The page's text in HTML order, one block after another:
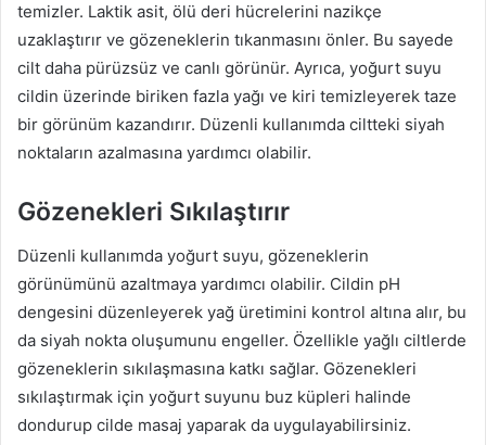
temizler. Laktik asit, ölü deri hücrelerini nazikçe
uzaklaştırır ve gözeneklerin tıkanmasını önler. Bu sayede
cilt daha pürüzsüz ve canlı görünür. Ayrıca, yoğurt suyu
cildin üzerinde biriken fazla yağı ve kiri temizleyerek taze
bir görünüm kazandırır. Düzenli kullanımda ciltteki siyah
noktaların azalmasına yardımcı olabilir.
Gözenekleri Sıkılaştırır
Düzenli kullanımda yoğurt suyu, gözeneklerin
görünümünü azaltmaya yardımcı olabilir. Cildin pH
dengesini düzenleyerek yağ üretimini kontrol altına alır, bu
da siyah nokta oluşumunu engeller. Özellikle yağlı ciltlerde
gözeneklerin sıkılaşmasına katkı sağlar. Gözenekleri
sıkılaştırmak için yoğurt suyunu buz küpleri halinde
dondurup cilde masaj yaparak da uygulayabilirsiniz.